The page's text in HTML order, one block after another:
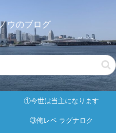
ウのブログ
①今世は当主になります
③俺レベ ラグナロク